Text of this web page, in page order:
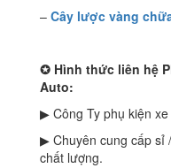
– Cây lược vàng
✪ Hình thức liên hệ
Auto:
▶ Công Ty phụ kiện
▶ Chuyên cung cấp sỉ
chất lượng.